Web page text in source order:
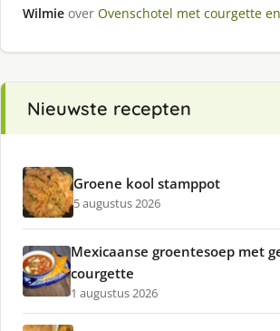
Wilmie over Ovenschotel met courgette
Nieuwste recepten
Groene kool stamppot
5 augustus 2026
Mexicaanse groentesoep met
courgette
1 augustus 2026